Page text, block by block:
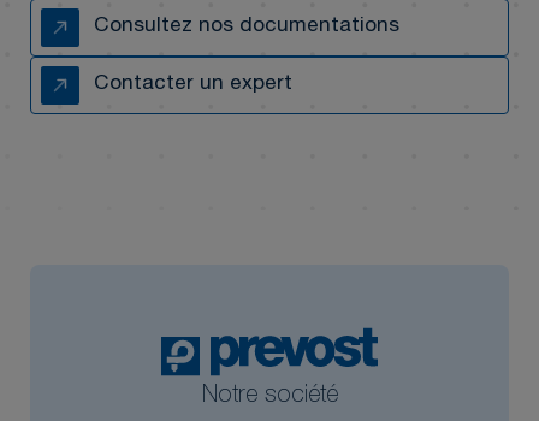
Consultez nos documentations
Contacter un expert
Notre société